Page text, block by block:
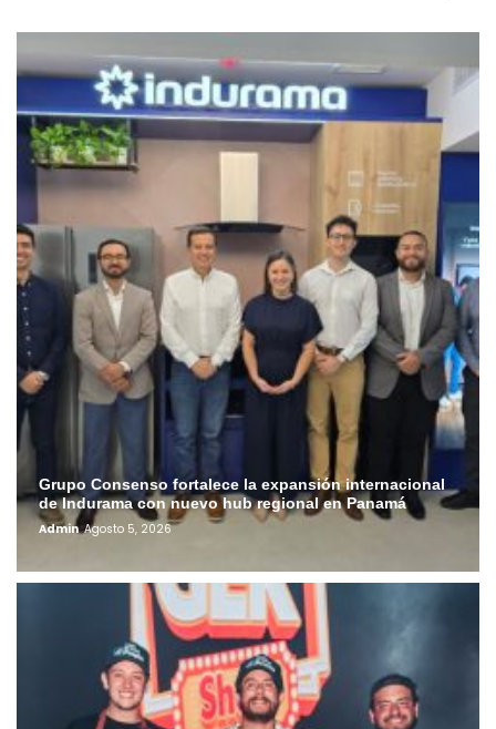
Grupo Consenso fortalece la expansión internacional
de Indurama con nuevo hub regional en Panamá
Admin Agosto 5, 2026